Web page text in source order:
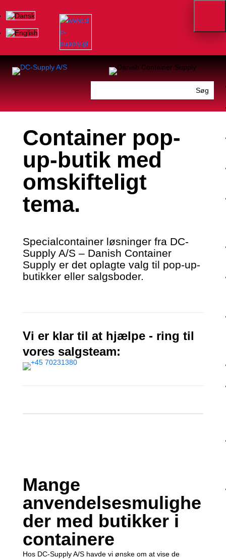
Container pop-
up-butik med
omskifteligt
tema.
Specialcontainer løsninger fra DC-
Supply A/S – Danish Container
Supply er det oplagte valg til pop-up-
butikker eller salgsboder.
Vi er klar til at hjælpe - ring til
vores salgsteam:
Mange
anvendelsesmulighe
der med butikker i
containere
Hos DC-Supply A/S havde vi ønske om at vise de